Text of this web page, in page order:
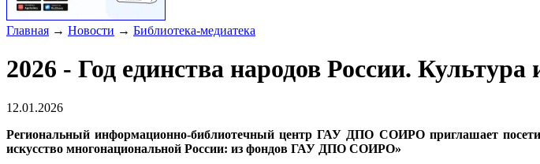
Главная → Новости → Библиотека-медиатека
2026 - Год единства народов России.
12.01.2026
Региональный информационно-библиотечный центр ГАУ ДПО СОИРО приглашает
искусство многонациональной России: из фондов ГАУ ДПО СОИРО»